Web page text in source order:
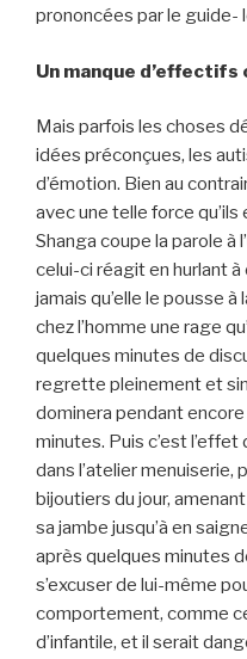
prononcées par le guide-
Un manque d’effectifs
Mais parfois les choses
idées préconçues, les
d’émotion. Bien au
avec une telle force
Shanga coupe la parole à
celui-ci réagit en hurlant
jamais qu’elle le pousse
chez l’homme une rage
quelques minutes de
regrette pleinement et
dominera pendant
minutes. Puis c’est
dans l’atelier menuiserie,
bijoutiers du jour,
sa jambe jusqu’à en
après quelques minutes
s’excuser de lui-même
comportement, comme
d’infantile, et il serait